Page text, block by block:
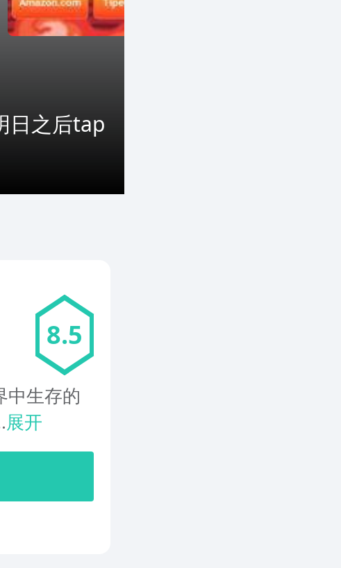
日之后tap
8.5
中生存的
展开